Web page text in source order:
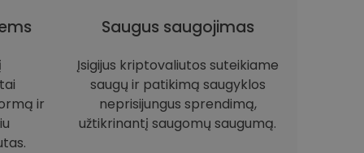
ir
Saugus saugojimas
Įsigijus kriptovaliutos suteikiame
saugų ir patikimą saugyklos
neprisijungus sprendimą,
užtikrinantį saugomų saugumą.